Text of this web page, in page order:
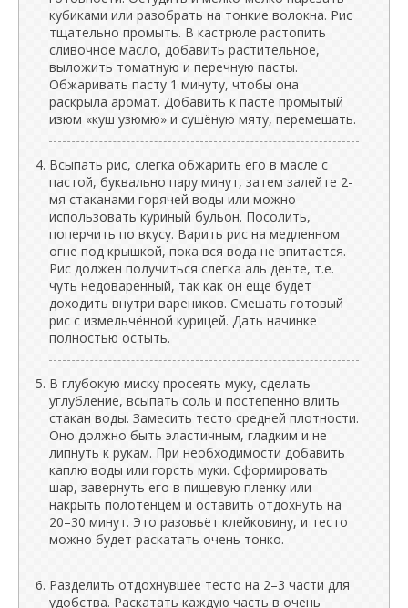
кубиками или разобрать на тонкие волокна. Рис
тщательно промыть. В кастрюле растопить
сливочное масло, добавить растительное,
выложить томатную и перечную пасты.
Обжаривать пасту 1 минуту, чтобы она
раскрыла аромат. Добавить к пасте промытый
изюм «куш узюмю» и сушёную мяту, перемешать.
Всыпать рис, слегка обжарить его в масле с
пастой, буквально пару минут, затем залейте 2-
мя стаканами горячей воды или можно
использовать куриный бульон. Посолить,
поперчить по вкусу. Варить рис на медленном
огне под крышкой, пока вся вода не впитается.
Рис должен получиться слегка аль денте, т.е.
чуть недоваренный, так как он еще будет
доходить внутри вареников. Смешать готовый
рис с измельчённой курицей. Дать начинке
полностью остыть.
В глубокую миску просеять муку, сделать
углубление, всыпать соль и постепенно влить
стакан воды. Замесить тесто средней плотности.
Оно должно быть эластичным, гладким и не
липнуть к рукам. При необходимости добавить
каплю воды или горсть муки. Сформировать
шар, завернуть его в пищевую пленку или
накрыть полотенцем и оставить отдохнуть на
20–30 минут. Это разовьёт клейковину, и тесто
можно будет раскатать очень тонко.
Разделить отдохнувшее тесто на 2–3 части для
удобства. Раскатать каждую часть в очень